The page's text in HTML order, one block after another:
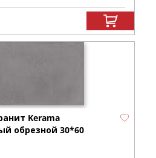
Kerama
обрезной 30*60